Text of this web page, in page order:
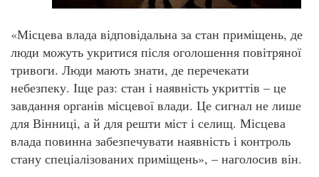
«Місцева влада відповідальна за стан приміщень, де
люди можуть укритися після оголошення повітряної
тривоги. Люди мають знати, де перечекати
небезпеку. Іще раз: стан і наявність укриттів – це
завдання органів місцевої влади. Це сигнал не лише
для Вінниці, а й для решти міст і селищ. Місцева
влада повинна забезпечувати наявність і контроль
стану спеціалізованих приміщень», – наголосив він.